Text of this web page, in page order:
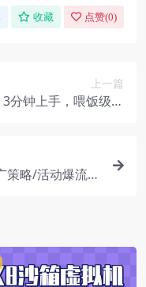
收藏 点赞(0)
上一篇
分钟上手，喂饭级教
策略/活动爆流/